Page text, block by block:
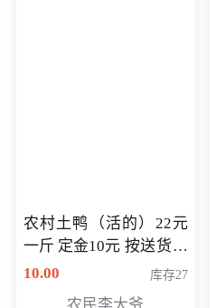
农村土鸭（活的）22元
一斤 定金10元 按送货交
付时秤重计算货款 定金
10.00 库存27